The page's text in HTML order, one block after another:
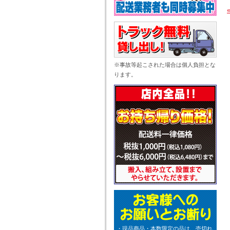
«
※事故等起こされた場合は個人負担とな
ります。
・現品商品・本数限定の品は、売切れ